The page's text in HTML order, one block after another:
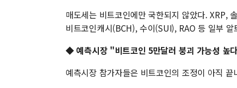
매도세는 비트코인에만 국한되지 않았다. XRP,
비트코인캐시(BCH), 수이(SUI), RAO 등 일부
◆ 예측시장 "비트코인 5만달러 붕괴 가능성 높
예측시장 참가자들은 비트코인의 조정이 아직